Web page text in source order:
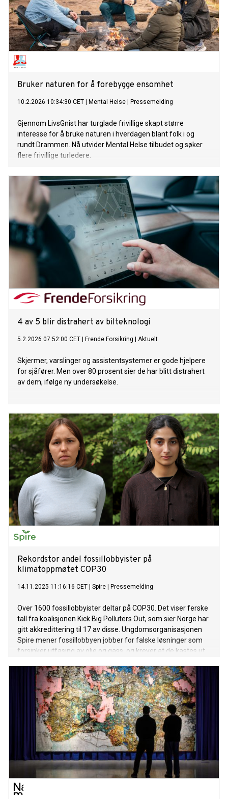
Bruker naturen for å forebygge ensomhet
10.2.2026 10:34:30 CET Mental Helse Pressemelding
Gjennom LivsGnist har turglade frivillige skapt større
interesse for å bruke naturen i hverdagen blant folk i og
rundt Drammen. Nå utvider Mental Helse tilbudet og søker
flere frivillige turledere.
4 av 5 blir distrahert av bilteknologi
5.2.2026 07:52:00 CET Frende Forsikring Aktuelt
Skjermer, varslinger og assistentsystemer er gode hjelpere
for sjåfører. Men over 80 prosent sier de har blitt distrahert
av dem, ifølge ny undersøkelse.
Rekordstor andel fossillobbyister på
klimatoppmøtet COP30
14.11.2025 11:16:16 CET Spire Pressemelding
Over 1600 fossillobbyister deltar på COP30. Det viser ferske
tall fra koalisjonen Kick Big Polluters Out, som sier Norge har
gitt akkredittering til 17 av disse. Ungdomsorganisasjonen
Spire mener fossillobbyen jobber for falske løsninger som
forsinker utfasing av olje og gass, og krever at de kastes ut